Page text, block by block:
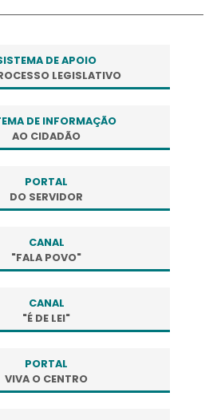
DE APOIO
LEGISLATIVO
DE INFORMAÇÃO
AO CIDADÃO
PORTAL
DO SERVIDOR
CANAL
"FALA POVO"
CANAL
"É DE LEI"
PORTAL
VIVA O CENTRO